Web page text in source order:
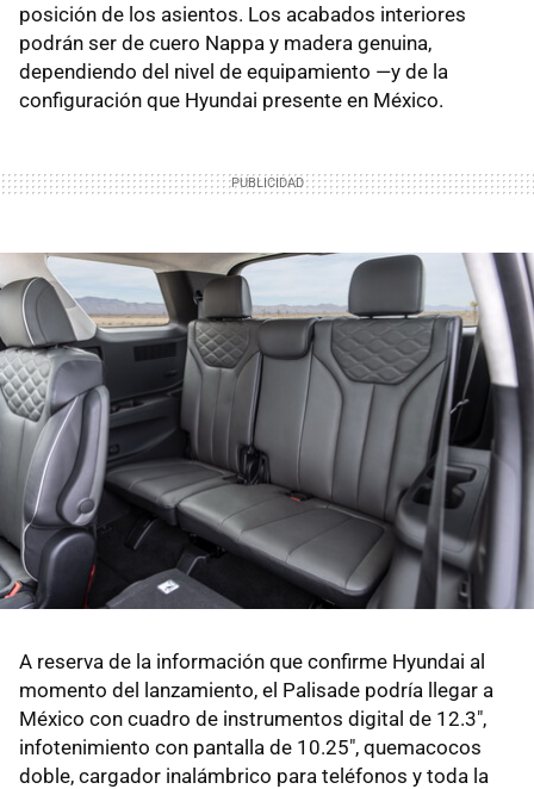
posición de los asientos. Los acabados interiores
podrán ser de cuero Nappa y madera genuina,
dependiendo del nivel de equipamiento —y de la
configuración que Hyundai presente en México.
A reserva de la información que confirme Hyundai al
momento del lanzamiento, el Palisade podría llegar a
México con cuadro de instrumentos digital de 12.3",
infotenimiento con pantalla de 10.25", quemacocos
doble, cargador inalámbrico para teléfonos y toda la